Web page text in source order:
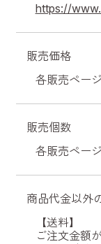
https://
販売価格
各販売ペー
販売個数
各販売ペー
商品代金以外
【送料】
ご注文金額